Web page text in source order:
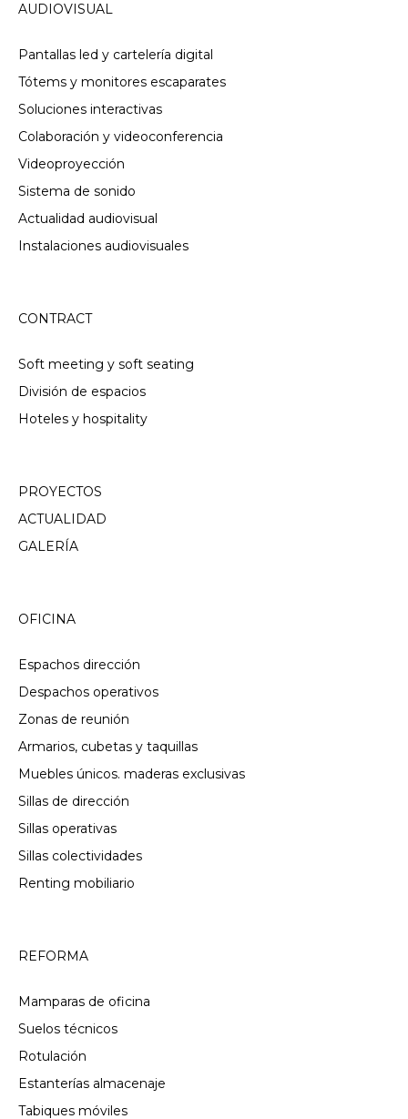
AUDIOVISUAL
Pantallas led y cartelería digital
Tótems y monitores escaparates
Soluciones interactivas
Colaboración y videoconferencia
Videoproyección
Sistema de sonido
Actualidad audiovisual
Instalaciones audiovisuales
CONTRACT
Soft meeting y soft seating
División de espacios
Hoteles y hospitality
PROYECTOS
ACTUALIDAD
GALERÍA
OFICINA
Espachos dirección
Despachos operativos
Zonas de reunión
Armarios, cubetas y taquillas
Muebles únicos. maderas exclusivas
Sillas de dirección
Sillas operativas
Sillas colectividades
Renting mobiliario
REFORMA
Mamparas de oficina
Suelos técnicos
Rotulación
Estanterías almacenaje
Tabiques móviles